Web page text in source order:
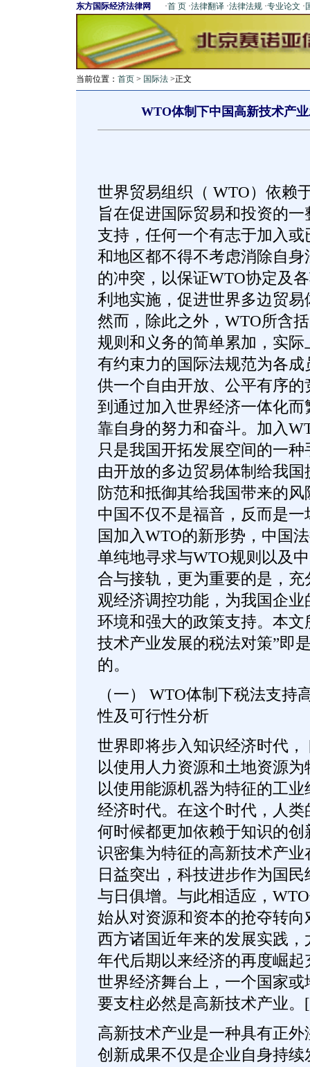
东方国际经济法律网 ·首 页 ·法律翻译 ·法律法规 ·专业论文 ·
当前位置： 首页 > 国际法 >正文
WTO体制下中国高新技术产
世界贸易组织（ WTO）依赖
旨在促进国际贸易和投资的
支持，任何一个有志于加入
和地区都不得不考虑消除自
的冲突，以保证WTO协定及
利地实施，促进世界多边贸
然而，除此之外，WTO所含
规则和义务的简单累加，实
有约束力的国际法规范为各
供一个自由开放、公平有序
到通过加入世界经济一体化
靠自身的努力和奋斗。加入
只是我国开拓发展空间的一
由开放的多边贸易体制给我
防范和抵御其给我国带来的
中国不仅不是福音，反而是
国加入WTO的新形势，中国
单纯地寻求与WTO规则以及
合与接轨，更为重要的是，
观经济调控功能，为我国企
环境和强大的政策支持。本
技术产业发展的税法对策”即
的。
（一） WTO体制下税法支持
性及可行性分析
世界即将步入知识经济时代
以使用人力资源和土地资源
以使用能源机器为特征的工
经济时代。在这个时代，人
何时候都更加依赖于知识的
识密集为特征的高新技术产
日益突出，科技进步作为国
与日俱增。与此相适应，
始从对资源和资本的抢夺转
西方诸国近年来的发展实践，
年代后期以来经济的再度崛
世界经济舞台上，一个国家
要支柱必然是高新技术产业。
高新技术产业是一种具有正
创新成果不仅是企业自身持